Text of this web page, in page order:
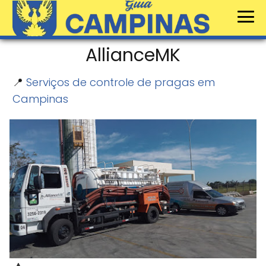
AllianceMK
📍 Serviços de controle de pragas em
Campinas